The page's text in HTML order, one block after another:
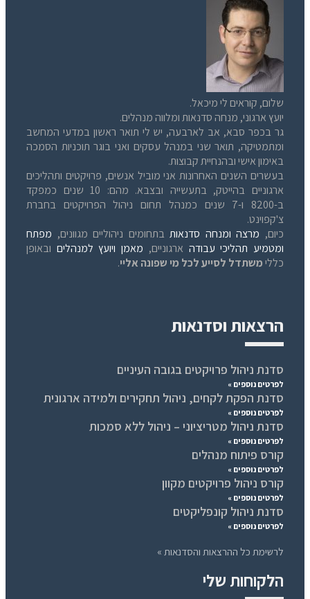
שלום, קוראים לי מיכאל.
יועץ ארגוני, מנחה סדנאות ומלווה מנהלים.
גר בכפר סבא, אב לארבעה, יש לי תואר ראשון במדעי המחשב
ומתמטיקה, תואר שני במנהל עסקים ואני בוגר תוכניות הסמכה
באימון אישי ובהנחיית קבוצות.
בעשרים השנים האחרונות אני מוביל אנשים, פרויקטים ותהליכים
ארגוניים בהייטק, בתעשייה ובצבא. מהם: 10 שנים כמפקד
ב-8200 ו-7 שנים כמנהל תחום ניהול הפרויקטים בחברת
צ'קפוינט.
כיום, מרצה ומנחה סדנאותבתחומים ניהוליים מגוונים, מפתח
ומטמיע תהליכי עבודה ארגוניים, מאמן ויועץ למנהלים ובאופן
כללימשתדל לסייע לכל מי שפונה אליי.
הרצאות וסדנאות
סדנת ניהול פרויקטים בגובה העיניים
לפרטים נוספים »
סדנת הפקת לקחים, ניהול תחקירים ולמידה ארגונית
לפרטים נוספים »
סדנת ניהול מטריציוני – ניהול ללא סמכות
לפרטים נוספים »
קורס פיתוח מנהלים
לפרטים נוספים »
קורס ניהול פרויקטים מקוון
לפרטים נוספים »
סדנת ניהול קונפליקטים
לפרטים נוספים »
לרשימת כל ההרצאות והסדנאות »
הלקוחות שלי